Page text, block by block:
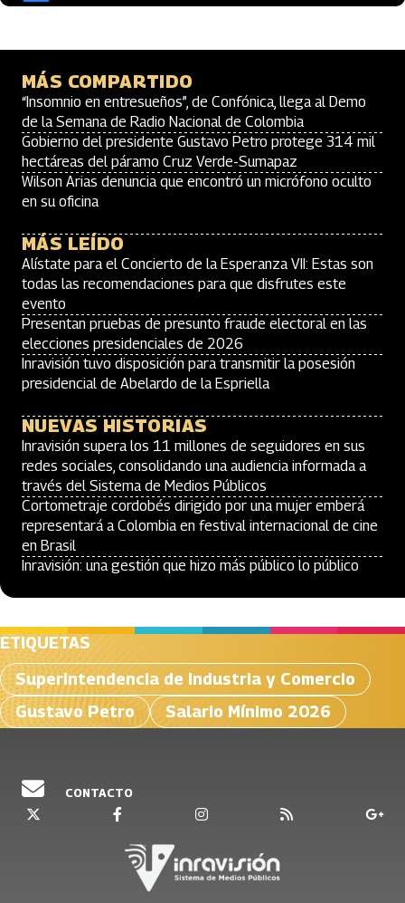
MÁS COMPARTIDO
“Insomnio en entresueños”, de Confónica, llega al Demo
de la Semana de Radio Nacional de Colombia
Gobierno del presidente Gustavo Petro protege 314 mil
hectáreas del páramo Cruz Verde-Sumapaz
Wilson Arias denuncia que encontró un micrófono oculto
en su oficina
MÁS LEÍDO
Alístate para el Concierto de la Esperanza VII: Estas son
todas las recomendaciones para que disfrutes este
evento
Presentan pruebas de presunto fraude electoral en las
elecciones presidenciales de 2026
Inravisión tuvo disposición para transmitir la posesión
presidencial de Abelardo de la Espriella
NUEVAS HISTORIAS
Inravisión supera los 11 millones de seguidores en sus
redes sociales, consolidando una audiencia informada a
través del Sistema de Medios Públicos
Cortometraje cordobés dirigido por una mujer emberá
representará a Colombia en festival internacional de cine
en Brasil
Inravisión: una gestión que hizo más público lo público
ETIQUETAS
Superintendencia de Industria y Comercio
Gustavo Petro
Salario Mínimo 2026
CONTACTO